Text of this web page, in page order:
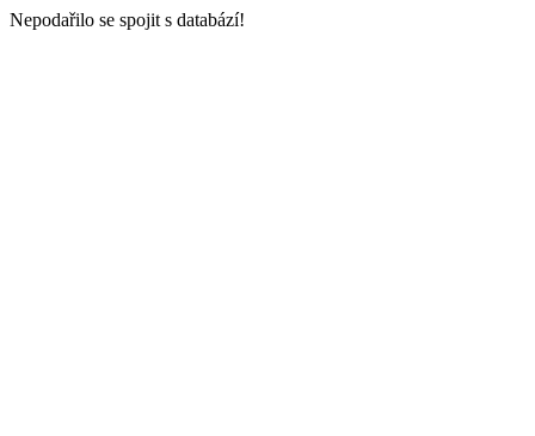
Nepodařilo se spojit s databází!